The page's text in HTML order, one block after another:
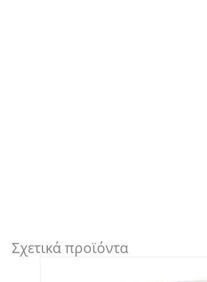
Σχετικά προϊόντα